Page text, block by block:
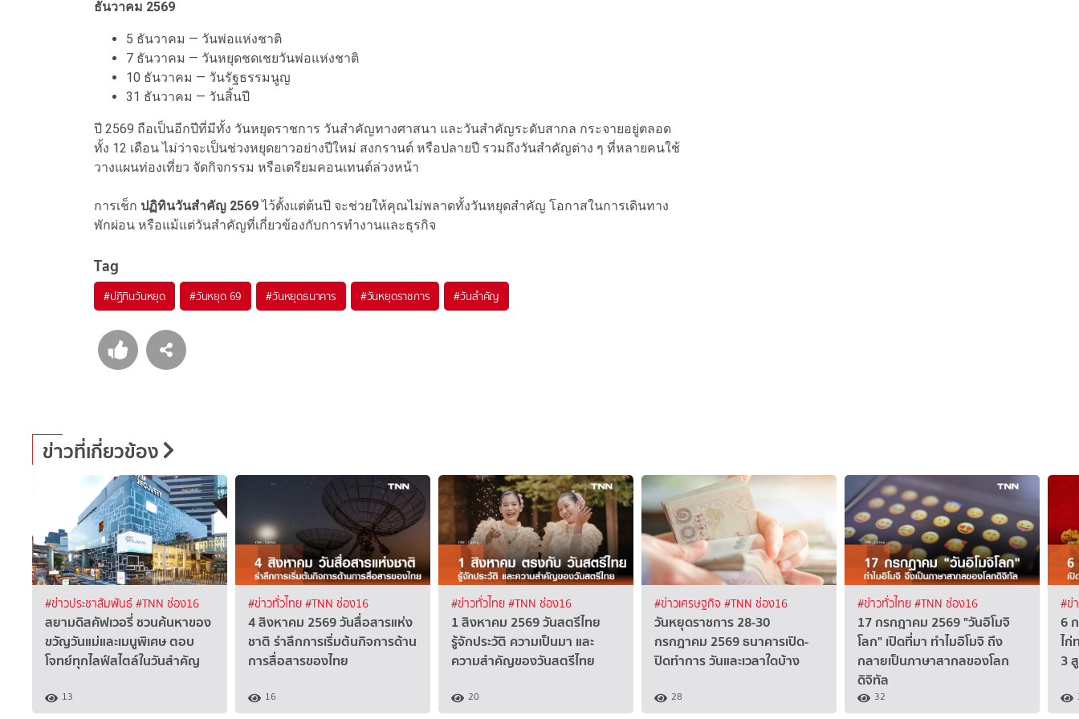
ธันวาคม 2569
5 ธันวาคม — วันพ่อแห่งชาติ
7 ธันวาคม — วันหยุดชดเชยวันพ่อแห่งชาติ
10 ธันวาคม — วันรัฐธรรมนูญ
31 ธันวาคม — วันสิ้นปี
ปี 2569 ถือเป็นอีกปีที่มีทั้ง วันหยุดราชการ วันสำคัญทางศาสนา และวันสำคัญระดับสากล กระจายอยู่ตลอด
ทั้ง 12 เดือน ไม่ว่าจะเป็นช่วงหยุดยาวอย่างปีใหม่ สงกรานต์ หรือปลายปี รวมถึงวันสำคัญต่าง ๆ ที่หลายคนใช้
วางแผนท่องเที่ยว จัดกิจกรรม หรือเตรียมคอนเทนต์ล่วงหน้า
การเช็ก ปฏิทินวันสำคัญ 2569ไว้ตั้งแต่ต้นปี จะช่วยให้คุณไม่พลาดทั้งวันหยุดสำคัญ โอกาสในการเดินทาง
พักผ่อน หรือแม้แต่วันสำคัญที่เกี่ยวข้องกับการทำงานและธุรกิจ
Tag
#ปฏิทินวันหยุด #วันหยุด 69 #วันหยุดธนาคาร #วันหยุดราชการ #วันสำคัญ
ข่าวที่เกี่ยวข้อง
#ข่าวประชาสัมพันธ์#TNN ช่อง16
สยามดิสคัฟเวอรี่ ชวนค้นหาของ
ขวัญวันแม่และเมนูพิเศษ ตอบ
โจทย์ทุกไลฟ์สไตล์ในวันสำคัญ
13
#ข่าวทั่วไทย#TNN ช่อง16
4 สิงหาคม 2569 วันสื่อสารแห่ง
ชาติ รำลึกการเริ่มต้นกิจการด้าน
การสื่อสารของไทย
16
#ข่าวทั่วไทย#TNN ช่อง16
1 สิงหาคม 2569 วันสตรีไทย
รู้จักประวัติ ความเป็นมา และ
ความสำคัญของวันสตรีไทย
20
#ข่าวเศรษฐกิจ #TNN ช่อง16
วันหยุดราชการ 28-30
กรกฎาคม 2569 ธนาคารเปิด-
ปิดทำการ วันและเวลาใดบ้าง
28
#ข่าวทั่วไทย#TNN ช่อง16
17 กรกฎาคม 2569 "วันอิโมจิ
โลก" เปิดที่มา ทำไมอิโมจิ ถึง
กลายเป็นภาษาสากลของโลก
ดิจิทัล
32
#ข่
6
ไก่
3